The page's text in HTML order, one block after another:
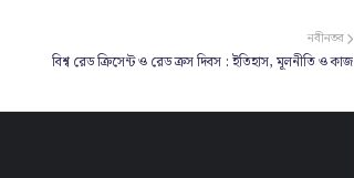
নবীনতর
বিশ্ব রেড ক্রিসেন্ট ও রেড ক্রস দিবস : ইতিহাস, মূলনীতি ও কাজ